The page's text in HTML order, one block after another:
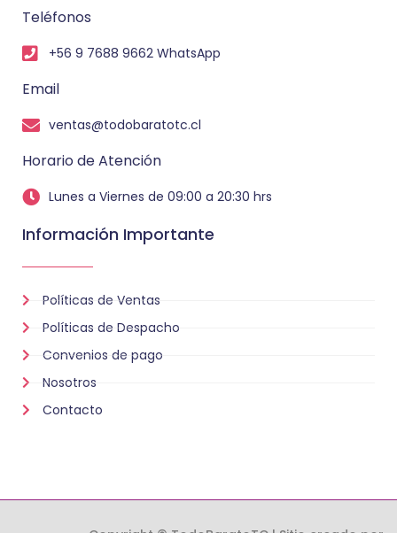
Teléfonos
+56 9 7688 9662 WhatsApp
Email
ventas@todobaratotc.cl
Horario de Atención
Lunes a Viernes de 09:00 a 20:30 hrs
Información Importante
Políticas de Ventas
Políticas de Despacho
Convenios de pago
Nosotros
Contacto